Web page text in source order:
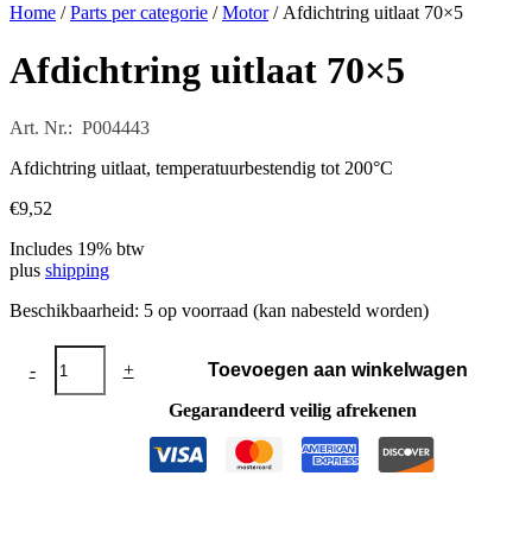
Home /Parts per categorie /Motor/ Afdichtring uitlaat 70×5
Afdichtring uitlaat 70×5
Art. Nr.: P004443
Afdichtring uitlaat, temperatuurbestendig tot 200°C
€9,52
Includes 19% btw
plus shipping
Beschikbaarheid: 5 op voorraad (kan nabesteld worden)
-
Afdichtring
uitlaat
+
Toevoegen aan winkelwagen
Gegarandeerd veilig afrekenen